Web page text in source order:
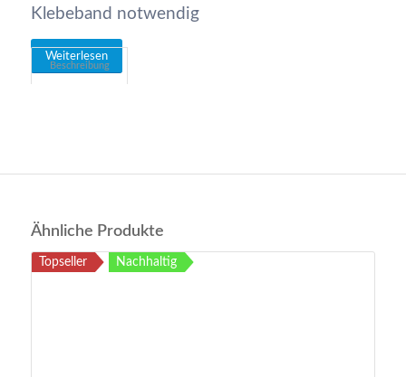
Klebeband notwendig
Weiterlesen
Beschreibung
Ähnliche Produkte
Topseller Nachhaltig